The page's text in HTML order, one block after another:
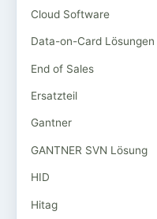
Cloud Software
Data-on-Card Lösungen
End of Sales
Ersatzteil
Gantner
GANTNER SVN Lösung
HID
Hitag